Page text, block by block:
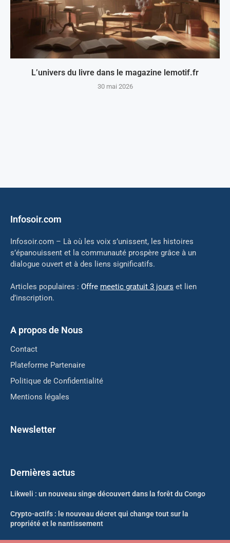
L’univers du livre dans le magazine lemotif.fr
30 mai 2026
Infosoir.com
Infosoir.com – Là où les voix s’unissent, les histoires
s’épanouissent et la communauté prospère grâce à un
dialogue ouvert et à des liens significatifs.
Articles populaires : Offre meetic gratuit 3 jours et lien
d’inscription.
A propos de Nous
Contact
Plateforme Partenaire
Politique de Confidentialité
Mentions légales
Newsletter
Dernières actus
Likweli : un nouveau singe découvert dans la forêt du Congo
Crypto-actifs : le nouveau décret qui change tout sur la
propriété et le nantissement